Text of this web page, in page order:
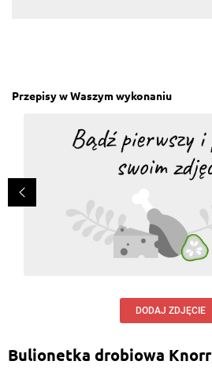
Przepisy w Waszym wykonaniu
DODAJ ZDJĘCIE
Bulionetka drobiowa Knorr